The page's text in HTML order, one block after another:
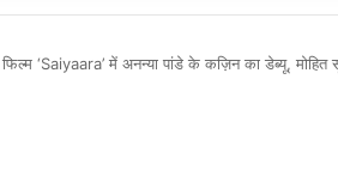
‘Saiyaara’ में अनन्या पांडे के कज़िन का डेब्यू, मोहित